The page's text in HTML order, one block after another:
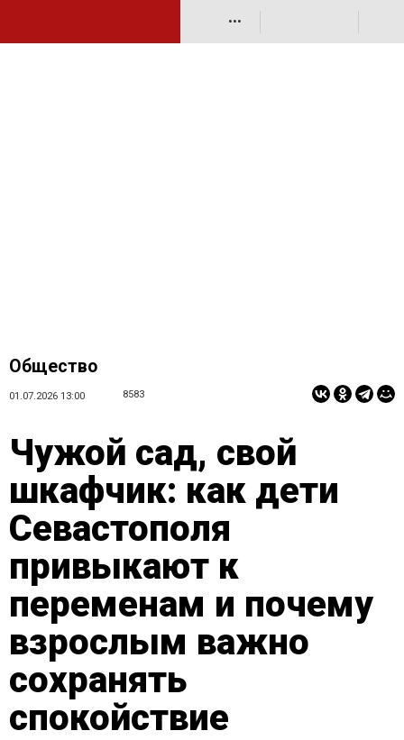
•••
Общество
01.07.2026 13:00 8583
Чужой сад, свой
шкафчик: как дети
Севастополя
привыкают к
переменам и почему
взрослым важно
сохранять
спокойствие